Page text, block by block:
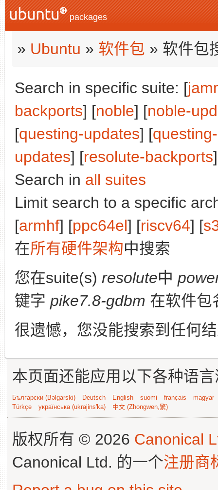
packages
» Ubuntu » 软件包 » 软件包
Search in specific suite: [
backports] [noble] [noble-
[questing-updates] [
updates] [resolute-backports
Search in all suites
Limit search to a specific
[armhf] [ppc64el] [riscv64] [
在所有硬件架构中搜索
您在suite(s) resolute中
键字 pike7.8-gdbm 在软件包
很遗憾，您没能搜索到任何
本页面还能应用以下各种语
Български (Bəlgarski) Deutsch English suomi français
magyar
Türkçe
українська (ukrajins'ka) 中文 (Zhongwen,繁)
版权所有 © 2026 Canonical
Canonical Ltd. 的一个注册商